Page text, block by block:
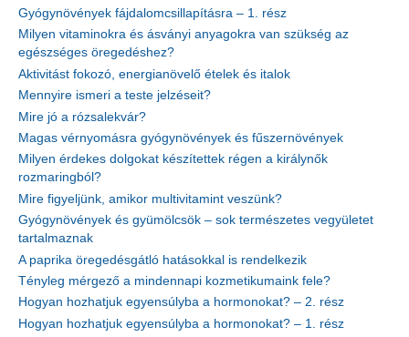
Gyógynövények fájdalomcsillapításra – 1. rész
Milyen vitaminokra és ásványi anyagokra van szükség az
egészséges öregedéshez?
Aktivitást fokozó, energianövelő ételek és italok
Mennyire ismeri a teste jelzéseit?
Mire jó a rózsalekvár?
Magas vérnyomásra gyógynövények és fűszernövények
Milyen érdekes dolgokat készítettek régen a királynők
rozmaringból?
Mire figyeljünk, amikor multivitamint veszünk?
Gyógynövények és gyümölcsök – sok természetes vegyületet
tartalmaznak
A paprika öregedésgátló hatásokkal is rendelkezik
Tényleg mérgező a mindennapi kozmetikumaink fele?
Hogyan hozhatjuk egyensúlyba a hormonokat? – 2. rész
Hogyan hozhatjuk egyensúlyba a hormonokat? – 1. rész